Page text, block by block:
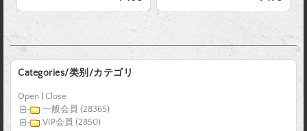
Categories/类别/カテゴリ
Open
Close
一般会員 (28365)
VIP会員 (2850)